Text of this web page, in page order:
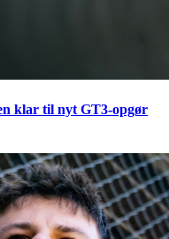
klar til nyt GT3-opgør